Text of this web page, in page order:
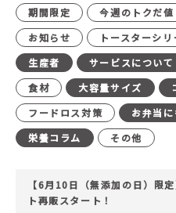
期間限定 今週のトクだ値
お知らせ
トースターシリ
生産者
サービスについて
食材
大容量サイズ
フードロス対策
お弁当
栄養コラム
その他
【6月10日（無添加の日）限
ト再販スタート！